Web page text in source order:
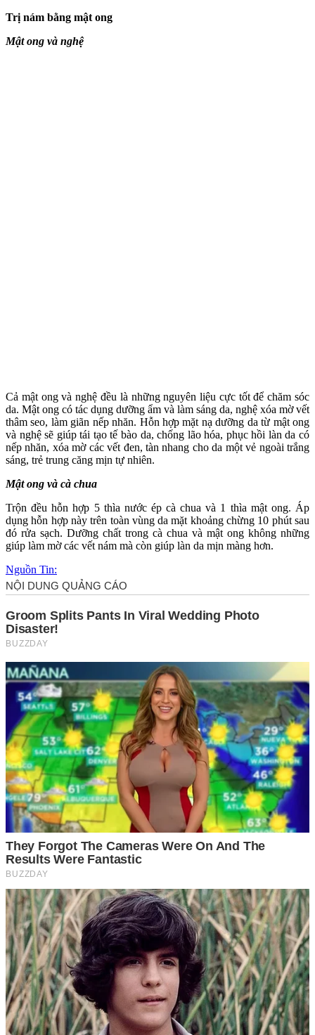
Trị nám bằng mật ong
Mật ong và nghệ
Cả mật ong và nghệ đều là những nguyên liệu cực tốt để chăm sóc
da. Mật ong có tác dụng dưỡng ẩm và làm sáng da, nghệ xóa mờ vết
thâm seo, làm giãn nếp nhăn. Hỗn hợp mặt nạ dưỡng da từ mật ong
và nghệ sẽ giúp tái tạo tế bào da, chống lão hóa, phục hồi làn da có
nếp nhăn, xóa mờ các vết đen, tàn nhang cho da một vẻ ngoài trắng
sáng, trẻ trung căng mịn tự nhiên.
Mật ong và cà chua
Trộn đều hỗn hợp 5 thìa nước ép cà chua và 1 thìa mật ong. Áp
dụng hỗn hợp này trên toàn vùng da mặt khoảng chừng 10 phút sau
đó rửa sạch. Dưỡng chất trong cà chua và mật ong không những
giúp làm mờ các vết nám mà còn giúp làn da mịn màng hơn.
Nguồn Tin: